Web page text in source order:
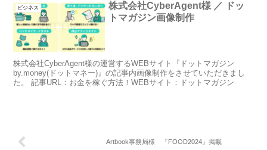
ビジネス
株式会社CyberAgent様 ／ ドッ
トマガジン画像制作
株式会社CyberAgent様の運営するWEBサイト『ドットマガジン
by.money(ドットマネー)』の記事内画像制作をさせていただきまし
た。 記事URL：お金を稼ぐ方法！WEBサイト：ドットマガジン
Artbook事務局様 『FOOD2024』掲載